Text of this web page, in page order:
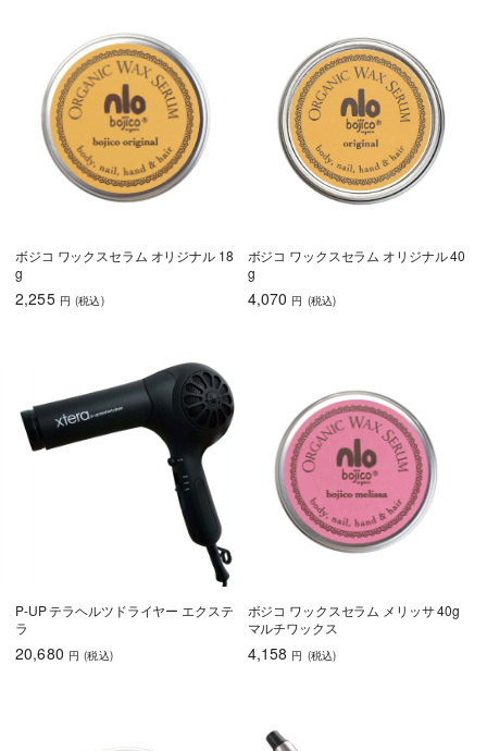
ボジコ ワックスセラム オリジナル 18
g
2,255 円 (税込)
ボジコ ワックスセラム オリジナル 40
g
4,070 円 (税込)
P-UP テラヘルツドライヤー エクステ
ラ
20,680 円 (税込)
ボジコ ワックスセラム メリッサ 40g
マルチワックス
4,158 円 (税込)